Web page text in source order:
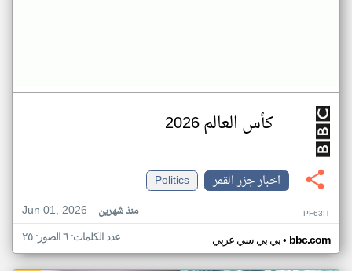
كأس العالم 2026
اخبار جزر القمر
Politics
Jun 01, 2026
منذ شهرين PF63IT
بي بي سي عربي• bbc.com عدد الكلمات: ٦ الصور: ٢٥